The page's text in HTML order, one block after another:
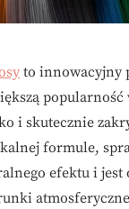
to innowacyjny
popularność
i skutecznie
formule,
efektu i jest